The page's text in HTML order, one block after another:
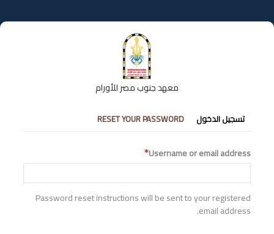
إلى
المحتوى
معهد جنوب مصر للأورام
التبويبات
الأساسية
تسجيل الدخول RESET YOUR PASSWORD
Username or email address
Password reset instructions will be sent to your registered
email address.